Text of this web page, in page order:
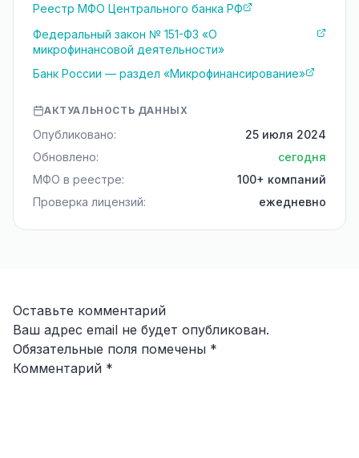
Реестр МФО Центрального банка РФ
Федеральный закон № 151-ФЗ «О
микрофинансовой деятельности»
Банк России — раздел «Микрофинансирование»
АКТУАЛЬНОСТЬ ДАННЫХ
Опубликовано:
25 июля 2024
Обновлено:
сегодня
МФО в реестре:
100+ компаний
Проверка лицензий:
ежедневно
Оставьте комментарий
Ваш адрес email не будет опубликован.
Обязательные поля помечены *
Комментарий *